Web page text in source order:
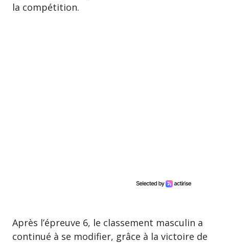
la compétition.
Après l’épreuve 6, le classement masculin a
continué à se modifier, grâce à la victoire de